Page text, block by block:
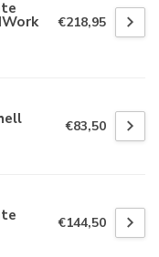
€218,95
€83,50
€144,50